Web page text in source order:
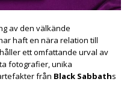
av den välkände
haft en nära relation till
ett omfattande urval av
fotografier, unika
från Black Sabbaths